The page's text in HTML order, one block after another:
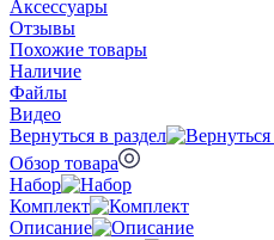
Аксессуары
Отзывы
Похожие товары
Наличие
Файлы
Видео
Вернуться в раздел
Обзор товара
Набор
Комплект
Описание